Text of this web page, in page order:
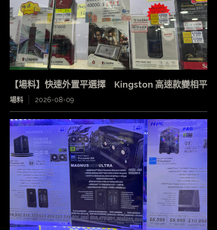
【場料】快速外置平選擇 Kingston 高速款變相平
場料 2026-08-09